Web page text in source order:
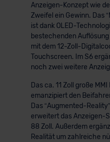
Anzeigen-Konzept wie
Zweifel ein Gewinn. Das
ist dank OLED-
bestechenden
mit dem 12-Zoll-
Touchscreen. Im S6
noch zwei weitere
Das ca. 11 Zoll große
emanzipiert den
Das “Augmented-
erweitert das Anzeigen-
88 Zoll. Außerdem
Realität um zahlreiche